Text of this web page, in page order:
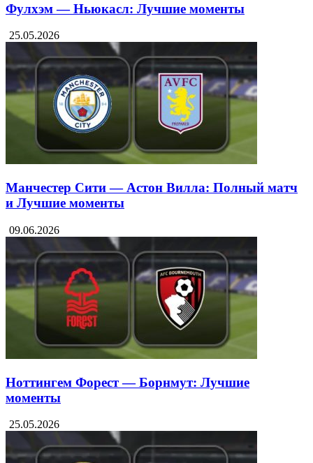
Фулхэм — Ньюкасл: Лучшие моменты
25.05.2026
Манчестер Сити — Астон Вилла: Полный матч
и Лучшие моменты
09.06.2026
Ноттингем Форест — Борнмут: Лучшие
моменты
25.05.2026